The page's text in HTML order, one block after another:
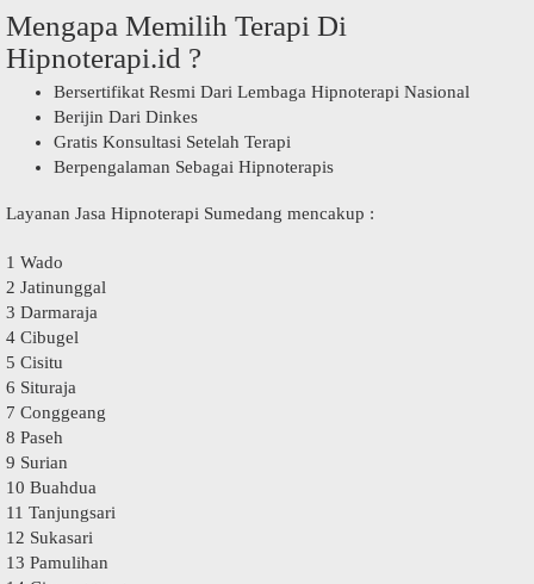
Mengapa Memilih Terapi Di
Hipnoterapi.id ?
Bersertifikat Resmi Dari Lembaga Hipnoterapi Nasional
Berijin Dari Dinkes
Gratis Konsultasi Setelah Terapi
Berpengalaman Sebagai Hipnoterapis
Layanan Jasa Hipnoterapi Sumedang mencakup :
1 Wado
2 Jatinunggal
3 Darmaraja
4 Cibugel
5 Cisitu
6 Situraja
7 Conggeang
8 Paseh
9 Surian
10 Buahdua
11 Tanjungsari
12 Sukasari
13 Pamulihan